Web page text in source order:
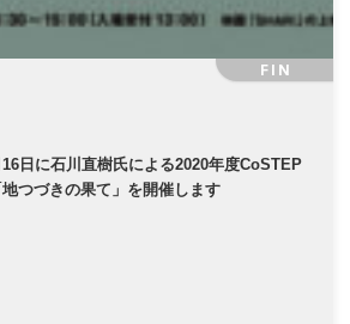
FIN
日に石川直樹氏による2020年度CoSTEP
つづきの果て」を開催します